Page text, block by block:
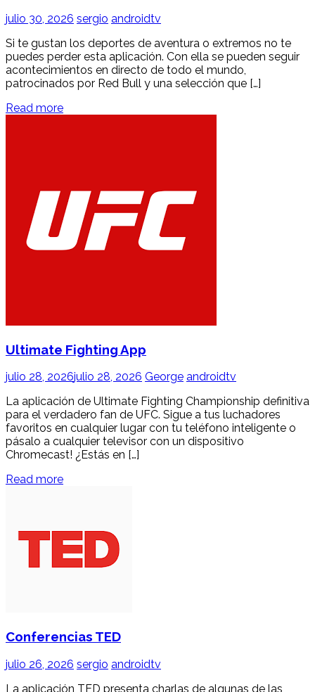
julio 30, 2026 sergio androidtv
Si te gustan los deportes de aventura o extremos no te
puedes perder esta aplicación. Con ella se pueden seguir
acontecimientos en directo de todo el mundo,
patrocinados por Red Bull y una selección que […]
Read more
Ultimate Fighting App
julio 28, 2026julio 28, 2026 George androidtv
La aplicación de Ultimate Fighting Championship definitiva
para el verdadero fan de UFC. Sigue a tus luchadores
favoritos en cualquier lugar con tu teléfono inteligente o
pásalo a cualquier televisor con un dispositivo
Chromecast! ¿Estás en […]
Read more
Conferencias TED
julio 26, 2026 sergio androidtv
La aplicación TED presenta charlas de algunas de las